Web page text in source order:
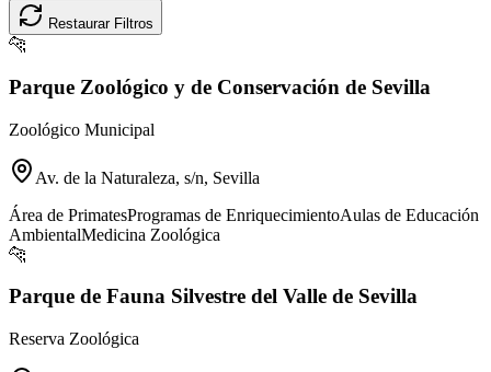
Restaurar Filtros
🐆
Parque Zoológico y de Conservación de Sevilla
Zoológico Municipal
Av. de la Naturaleza, s/n, Sevilla
Área de PrimatesProgramas de EnriquecimientoAulas de Educación
AmbientalMedicina Zoológica
🐆
Parque de Fauna Silvestre del Valle de Sevilla
Reserva Zoológica